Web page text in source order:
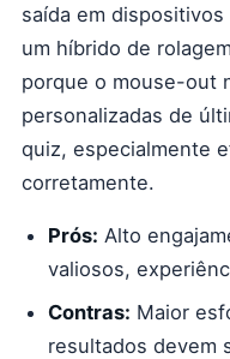
saída em
um híbrido de
porque o mouse-out
personalizadas de
quiz, especialmente
corretamente.
Prós: Alto
valiosos,
Contras: Maior
resultados devem